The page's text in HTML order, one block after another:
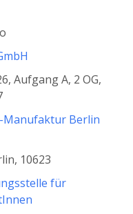
Aufgang A, 2 OG,
Manufaktur Berlin
10623
für